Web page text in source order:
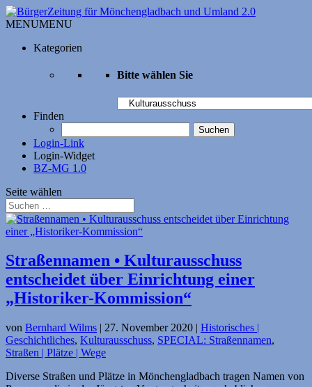
MENUMENU
Kategorien
Bitte wählen Sie
Bitte
Sie
Finden
nach:
Login-Link
Login-Widget
BZ-MG 1.0
Seite wählen
Straßennamen • Kultur­aus­schuss
entscheidet über Einrichtung einer
„Historiker-Kommission“
von Bernhard Wilms | 27. November 2020 | Historisches |
Geschichtliches, Kulturausschuss, SPECIAL: Straßennamen,
Straßen | Plätze | Wege
Diverse Straßen und Plätze in Mönchengladbach tragen Namen von